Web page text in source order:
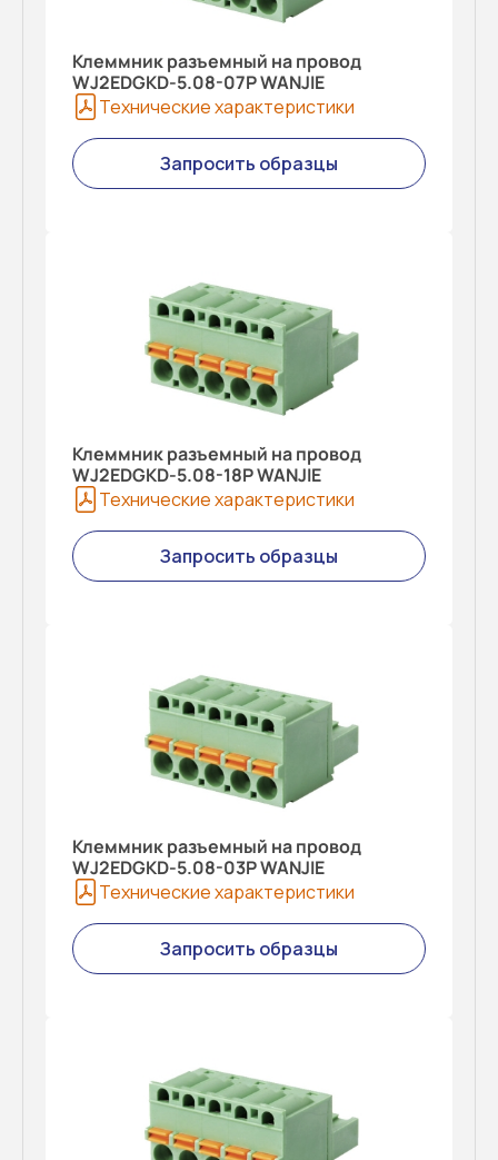
Клеммник разъемный на провод
WJ2EDGKD-5.08-07P WANJIE
Технические характеристики
Запросить образцы
Клеммник разъемный на провод
WJ2EDGKD-5.08-18P WANJIE
Технические характеристики
Запросить образцы
Клеммник разъемный на провод
WJ2EDGKD-5.08-03P WANJIE
Технические характеристики
Запросить образцы